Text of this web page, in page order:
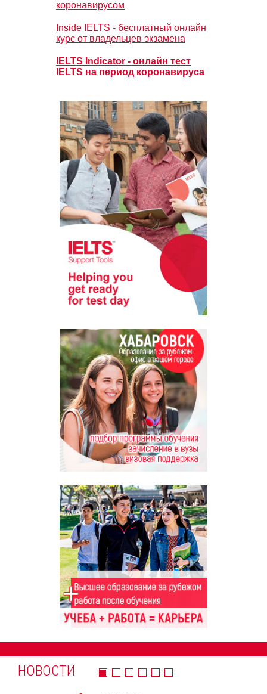
коронавирусом
Inside IELTS - бесплатный онлайн
курс от владельцев экзамена
IELTS Indicator - онлайн тест
IELTS на период коронавируса
НОВОСТИ